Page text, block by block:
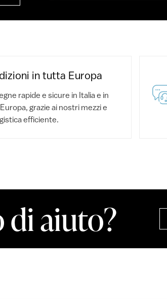
in tutta Europa
rapide e sicure in Italia e in
grazie ai nostri mezzi e
efficiente.
di aiuto?